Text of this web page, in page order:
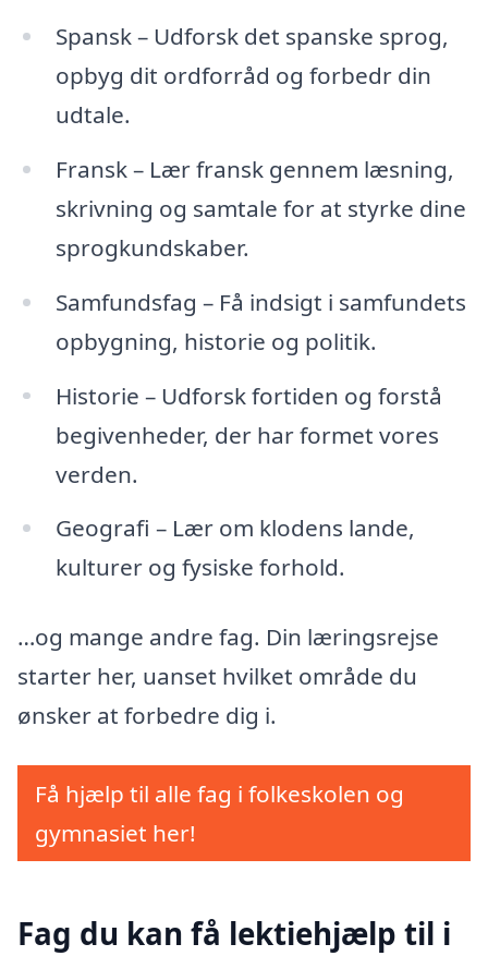
Spansk – Udforsk det spanske sprog,
opbyg dit ordforråd og forbedr din
udtale.
Fransk – Lær fransk gennem læsning,
skrivning og samtale for at styrke dine
sprogkundskaber.
Samfundsfag – Få indsigt i samfundets
opbygning, historie og politik.
Historie – Udforsk fortiden og forstå
begivenheder, der har formet vores
verden.
Geografi – Lær om klodens lande,
kulturer og fysiske forhold.
…og mange andre fag. Din læringsrejse
starter her, uanset hvilket område du
ønsker at forbedre dig i.
Få hjælp til alle fag i folkeskolen og
gymnasiet her!
Fag du kan få lektiehjælp til i